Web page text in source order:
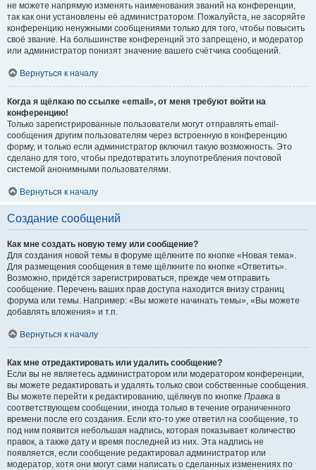
не можете напрямую изменять наименования званий на конференции,
так как они установлены её администратором. Пожалуйста, не засоряйте
конференцию ненужными сообщениями только для того, чтобы повысить
своё звание. На большинстве конференций это запрещено, и модератор
или администратор понизят значение вашего счётчика сообщений.
Вернуться к началу
Когда я щёлкаю по ссылке «email», от меня требуют войти на
конференцию!
Только зарегистрированные пользователи могут отправлять email-
сообщения другим пользователям через встроенную в конференцию
форму, и только если администратор включил такую возможность. Это
сделано для того, чтобы предотвратить злоупотребления почтовой
системой анонимными пользователями.
Вернуться к началу
Создание сообщений
Как мне создать новую тему или сообщение?
Для создания новой темы в форуме щёлкните по кнопке «Новая тема».
Для размещения сообщения в теме щёлкните по кнопке «Ответить».
Возможно, придётся зарегистрироваться, прежде чем отправить
сообщение. Перечень ваших прав доступа находится внизу страниц
форума или темы. Например: «Вы можете начинать темы», «Вы можете
добавлять вложения» и т.п.
Вернуться к началу
Как мне отредактировать или удалить сообщение?
Если вы не являетесь администратором или модератором конференции,
вы можете редактировать и удалять только свои собственные сообщения.
Вы можете перейти к редактированию, щёлкнув по кнопке Правка в
соответствующем сообщении, иногда только в течение ограниченного
времени после его создания. Если кто-то уже ответил на сообщение, то
под ним появится небольшая надпись, которая показывает количество
правок, а также дату и время последней из них. Эта надпись не
появляется, если сообщение редактировал администратор или
модератор, хотя они могут сами написать о сделанных изменениях по